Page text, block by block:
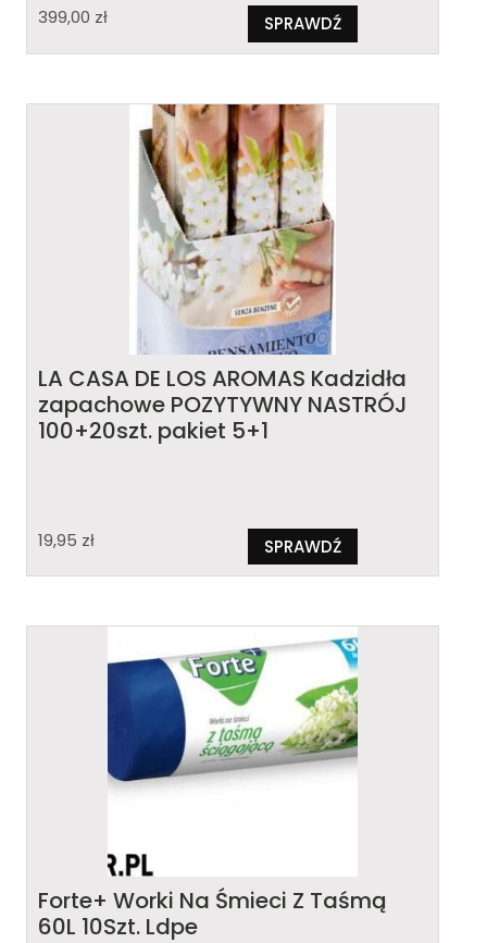
399,00 zł SPRAWDŹ
LA CASA DE LOS AROMAS Kadzidła
zapachowe POZYTYWNY NASTRÓJ
100+20szt. pakiet 5+1
19,95 zł SPRAWDŹ
Forte+ Worki Na Śmieci Z Taśmą
60L 10Szt. Ldpe